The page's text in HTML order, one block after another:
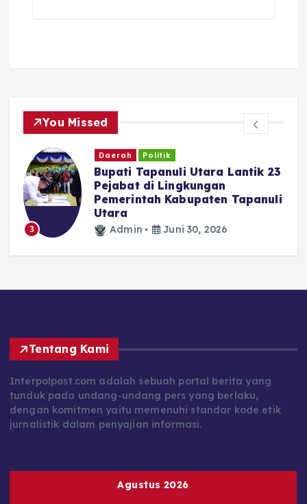
You Missed
3
Daerah Politik
Bupati Tapanuli Utara Lantik 23
Pejabat di Lingkungan
Pemerintah Kabupaten Tapanuli
Utara
Admin Juni 30, 2026
Tentang Kami
Interpolpost.com adalah sebuah portal berita yang
tunduk pada undang-undang pers yang berlaku,
dengan komitmen yaitu memenuhi standar kode etik
jurnalistik dalam penyajian informasi.
Agustus 2026